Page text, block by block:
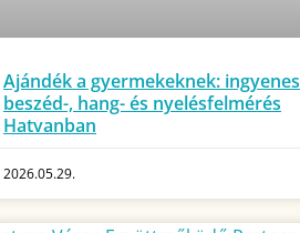
Ajándék a gyermekeknek: ingyenes
beszéd-, hang- és nyelésfelmérés
Hatvanban
2026.05.29.